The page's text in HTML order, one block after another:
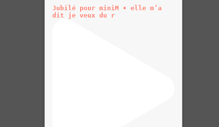
Jubilé pour miniM • elle m’a
dit je veux du r